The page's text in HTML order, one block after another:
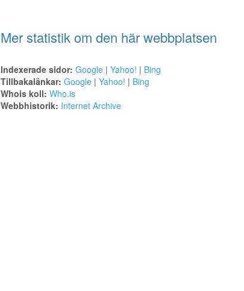
Mer statistik om den här webbplatsen
Indexerade sidor: Google| Yahoo! | Bing
Tillbakalänkar: Google| Yahoo! | Bing
Whois koll: Who.is
Webbhistorik: Internet Archive